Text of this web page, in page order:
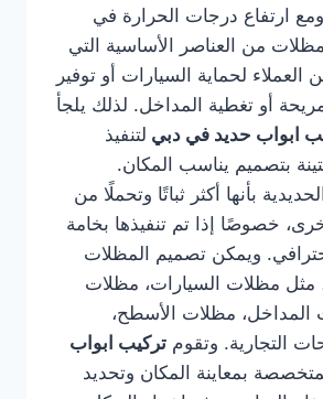
ارتفاع درجات الحرارة في
من العناصر الأساسية التي
العملاء لحماية السيارات أو توفير
أو تغطية المداخل. لذلك يلجأ
ابواب حديد في دبي لتنفيذ
بتصميم يناسب المكان.
بأنها أكثر ثباتًا وتحملًا من
خصوصًا إذا تم تنفيذها بخامة
ويمكن تصميم المظلات
مثل مظلات السيارات، مظلات
المداخل، مظلات الأسطح،
التجارية. وتقوم تركيب ابواب
بمعاينة المكان وتحديد